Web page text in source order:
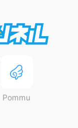
Pommu